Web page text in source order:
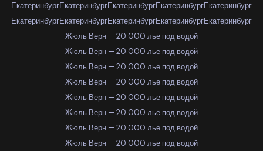
ЕкатеринбургЕкатеринбургЕкатеринбургЕкатеринбургЕкатеринбург
ЕкатеринбургЕкатеринбургЕкатеринбургЕкатеринбургЕкатеринбург
Жюль Верн — 20 000 лье под водой
Жюль Верн — 20 000 лье под водой
Жюль Верн — 20 000 лье под водой
Жюль Верн — 20 000 лье под водой
Жюль Верн — 20 000 лье под водой
Жюль Верн — 20 000 лье под водой
Жюль Верн — 20 000 лье под водой
Жюль Верн — 20 000 лье под водой